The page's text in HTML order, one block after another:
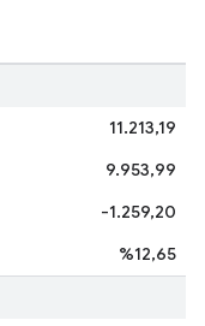
11.213,19
9.953,99
-1.259,20
%12,65